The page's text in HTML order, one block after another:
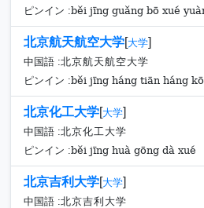
ピンイン :běi jīng guǎng bō xué
北京航天航空大学[大学]
中国語 :北京航天航空大学
ピンイン :běi jīng háng tiān háng
北京化工大学[大学]
中国語 :北京化工大学
ピンイン :běi jīng huà gōng dà xué
北京吉利大学[大学]
中国語 :北京吉利大学